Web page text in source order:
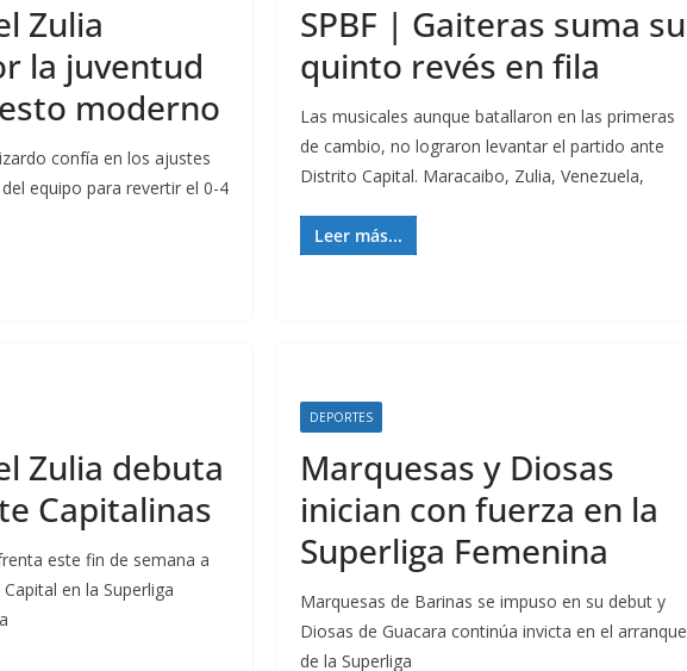
Zulia
la juventud
moderno
confía en los ajustes
equipo para revertir el 0-4
SPBF | Gaiteras suma su
quinto revés en fila
Las musicales aunque batallaron en las primeras
de cambio, no lograron levantar el partido ante
Distrito Capital. Maracaibo, Zulia, Venezuela,
Leer más...
Zulia debuta
Capitalinas
este fin de semana a
en la Superliga
DEPORTES
Marquesas y Diosas
inician con fuerza en la
Superliga Femenina
Marquesas de Barinas se impuso en su debut y
Diosas de Guacara continúa invicta en el arranque
de la Superliga